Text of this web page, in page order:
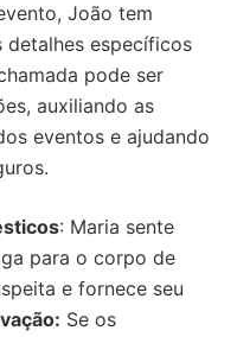
João tem
específicos
pode ser
auxiliando as
eventos e ajudando
: Maria sente
para o corpo de
e fornece seu
Se os